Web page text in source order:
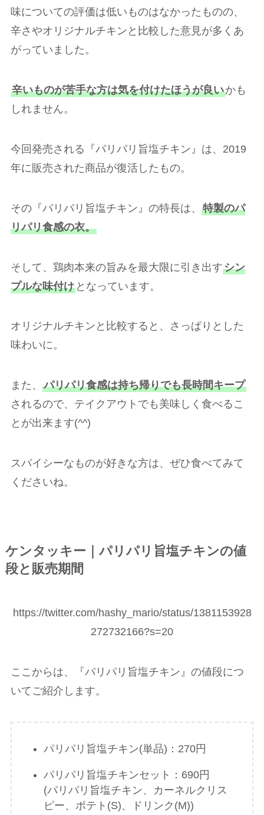
味についての評価は低いものはなかったものの、
辛さやオリジナルチキンと比較した意見が多くあ
がっていました。
辛いものが苦手な方は気を付けたほうが良いかも
しれません。
今回発売される『パリパリ旨塩チキン』は、2019
年に販売された商品が復活したもの。
その『パリパリ旨塩チキン』の特長は、 特製のパ
リパリ食感の衣。
そして、鶏肉本来の旨みを最大限に引き出すシン
プルな味付けとなっています。
オリジナルチキンと比較すると、さっぱりとした
味わいに。
また、 パリパリ食感は持ち帰りでも長時間キープ
されるので、テイクアウトでも美味しく食べるこ
とが出来ます(^^)
スパイシーなものが好きな方は、ぜひ食べてみて
くださいね。
ケンタッキー｜パリパリ旨塩チキンの値
段と販売期間
https://twitter.com/hashy_mario/status/1381153928
272732166?s=20
ここからは、『パリパリ旨塩チキン』の値段につ
いてご紹介します。
パリパリ旨塩チキン(単品)：270円
パリパリ旨塩チキンセット：690円
(パリパリ旨塩チキン、カーネルクリス
ピー、ポテト(S)、ドリンク(M))